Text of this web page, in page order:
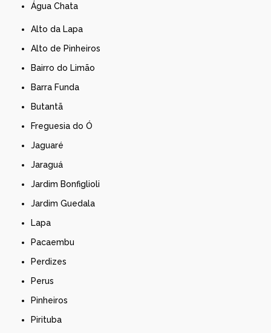
Água Chata
Alto da Lapa
Alto de Pinheiros
Bairro do Limão
Barra Funda
Butantã
Freguesia do Ó
Jaguaré
Jaraguá
Jardim Bonfiglioli
Jardim Guedala
Lapa
Pacaembu
Perdizes
Perus
Pinheiros
Pirituba